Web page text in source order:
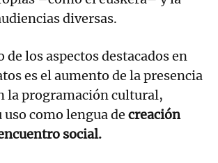
diversas.
de los aspectos destacados en
es el aumento de la presencia
la programación cultural,
como lengua de creación
social.